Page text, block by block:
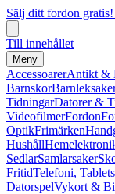
Sälj ditt fordon
Till innehållet
Meny
AccessoarerAntikt &
Barnskor
TidningarDatorer &
VideofilmerFordon
OptikFrimärken
Hushåll
SedlarSamlarsaker
FritidTelefoni,
DatorspelVykort &